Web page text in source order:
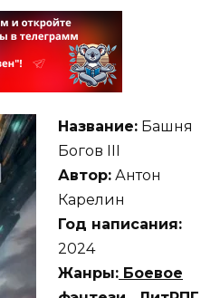
Название: Башня
Богов III
Автор: Антон
Карелин
Год написания:
2024
Жанры: Боевое